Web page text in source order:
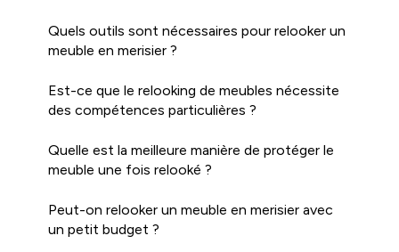
Quels outils sont nécessaires pour relooker un
meuble en merisier ?
Est-ce que le relooking de meubles nécessite
des compétences particulières ?
Quelle est la meilleure manière de protéger le
meuble une fois relooké ?
Peut-on relooker un meuble en merisier avec
un petit budget ?